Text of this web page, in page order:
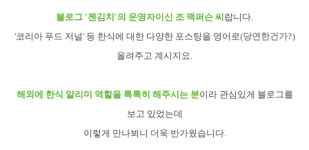
블로그 '젠김치'의 운영자이신 조 맥퍼슨 씨 랍니다.
'코리아 푸드 저널' 등 한식에 대한 다양한 포스팅을 영어로(당연한건가?)
올려주고 계시지요.
해외에 한식 알리미 역할을 톡톡히 해주시는 분이라 관심있게 블로그를
보고 있었는데
이렇게 만나뵈니 더욱 반가웠습니다.